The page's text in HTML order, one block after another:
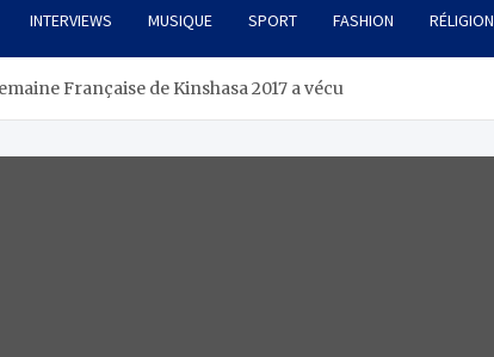
INTERVIEWS MUSIQUE SPORT FASHION RÉLIGION
Française de Kinshasa 2017 a vécu